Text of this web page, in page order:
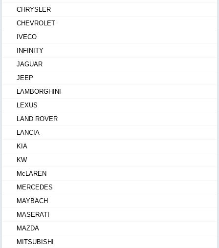
CHRYSLER
CHEVROLET
IVECO
INFINITY
JAGUAR
JEEP
LAMBORGHINI
LEXUS
LAND ROVER
LANCIA
KIA
KW
McLAREN
MERCEDES
MAYBACH
MASERATI
MAZDA
MITSUBISHI